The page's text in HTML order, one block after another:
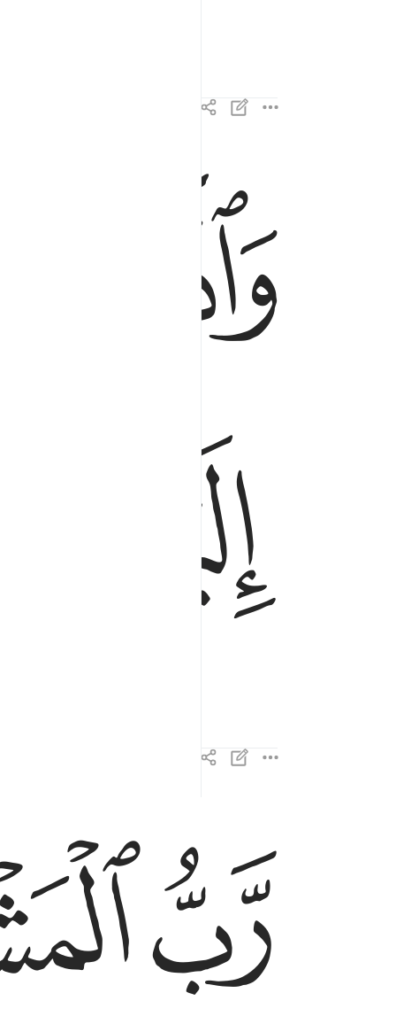
وَٱذْكُرِ ٱسْمَ رَبِّكَ وَتَبَتَّلْ إِلَيْهِ تَبْتِيلًۭا ٨
ﱬ
ﱰ
رَّبُّ ٱلْمَشْرِقِ وَٱلْمَغْرِبِ لَآ إِلَـٰهَ إِلَّا هُوَ فَٱتَّخِذْهُ
ﱳ